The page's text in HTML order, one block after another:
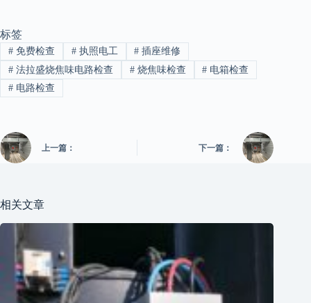
标签
#免费检查 #执照电工 # 插座维修
#法拉盛烧焦味电路检查 #烧焦味检查 # 电箱检查
#电路检查
上一篇： 下一篇：
相关文章